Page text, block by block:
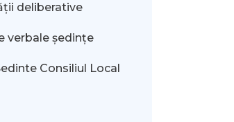
deliberative
verbale ședințe
Consiliul Local